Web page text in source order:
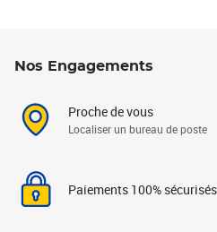
Nos Engagements
Proche de vous
Localiser un bureau de poste
Paiements 100% sécurisés